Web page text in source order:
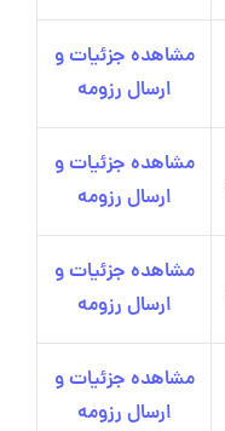
مشاهده جزئیات و
ارسال رزومه
مشاهده جزئیات و
ارسال رزومه
مشاهده جزئیات و
ارسال رزومه
مشاهده جزئیات و
ارسال رزومه